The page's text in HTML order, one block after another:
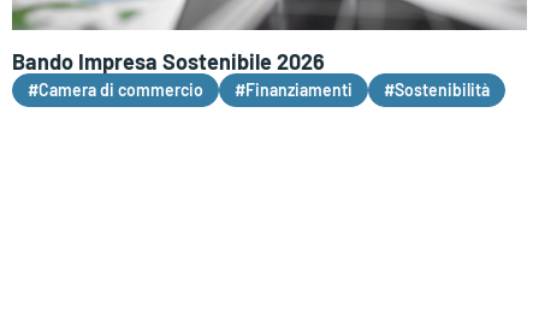
Bando Impresa Sostenibile 2026
#Camera di commercio #Finanziamenti #Sostenibilità